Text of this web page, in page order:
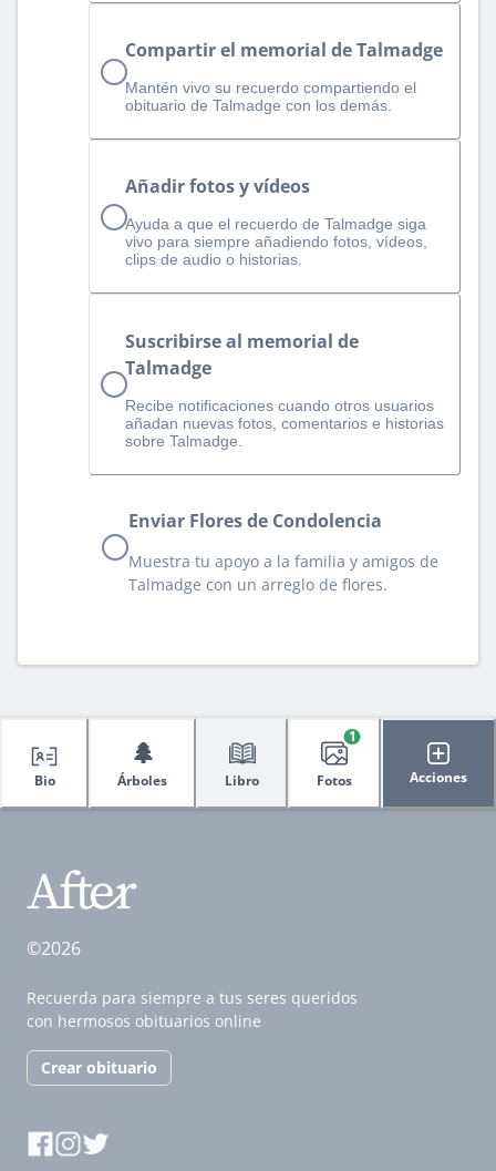
Compartir el memorial de Talmadge
Mantén vivo su recuerdo compartiendo el
obituario de Talmadge con los demás.
Añadir fotos y vídeos
Ayuda a que el recuerdo de Talmadge siga
vivo para siempre añadiendo fotos, vídeos,
clips de audio o historias.
Suscribirse al memorial de
Talmadge
Recibe notificaciones cuando otros usuarios
añadan nuevas fotos, comentarios e historias
sobre Talmadge.
Enviar Flores de Condolencia
Muestra tu apoyo a la familia y amigos de
Talmadge con un arreglo de flores.
Bio
🌲
Árboles Libro Fotos
1
Acciones
©2026
Recuerda para siempre a tus seres queridos
con hermosos obituarios online
Crear obituario